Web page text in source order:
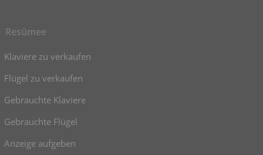
Resümee
Klaviere zu verkaufen
Flügel zu verkaufen
Gebrauchte Klaviere
Gebrauchte Flügel
Anzeige aufgeben